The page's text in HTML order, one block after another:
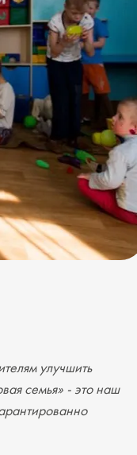
улучшить
семья» - это наш